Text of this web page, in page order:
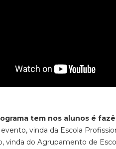
tem nos alunos é
vinda da Escola
vinda do Agrupamento de